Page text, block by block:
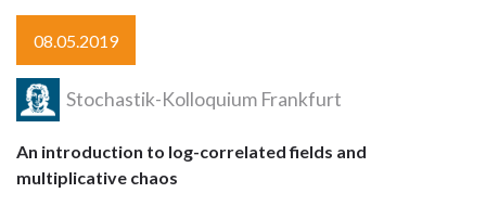
08.05.2019
Stochastik-Kolloquium Frankfurt
An introduction to log-correlated fields and
multiplicative chaos